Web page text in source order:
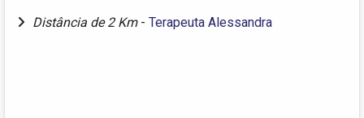
Distância de 2 Km - Terapeuta Alessandra